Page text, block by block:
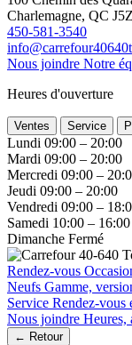
Charlemagne, QC
450-581-3540
Nous joindre Notre
Heures d'ouverture
Ventes Service
Lundi 09:00 – 20:00
Mardi 09:00 – 20:00
Mercredi 09:00 –
Jeudi 09:00 – 20:00
Vendredi 09:00 –
Samedi 10:00 – 16:00
Dimanche Fermé
Rendez-vous
Neufs Gamme,
Service Rendez-vous
Nous joindre Heures,
← Retour